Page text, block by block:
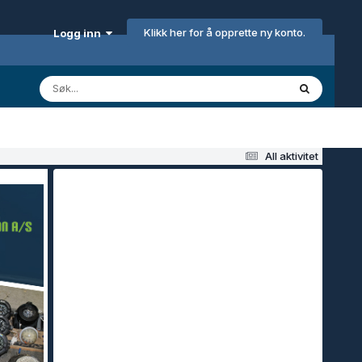
Logg inn Klikk her for å opprette ny konto.
All aktivitet